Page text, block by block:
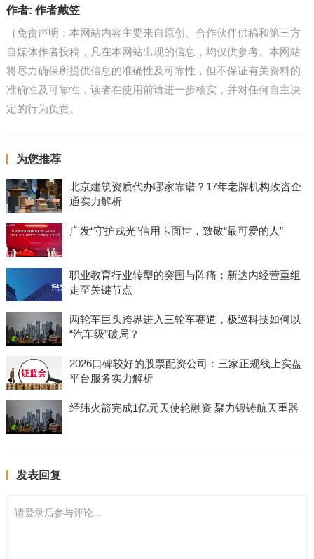
作者: 作者戴笠
（免责声明：本网站内容主要来自原创、合作伙伴供稿和第三方
自媒体作者投稿，凡在本网站出现的信息，均仅供参考。本网站
将尽力确保所提供信息的准确性及可靠性，但不保证有关资料的
准确性及可靠性，读者在使用前请进一步核实，并对任何自主决
定的行为负责。
为您推荐
北京建筑资质代办哪家靠谱？17年老牌机构政咨企
通实力解析
广发“守护戎光”信用卡面世，致敬“最可爱的人”
职业教育行业转型的突围与阵痛：新达内经营重组
走至关键节点
两轮车巨头跨界进入三轮车赛道，极巡科技如何以
“汽车级”破局？
2026口碑较好的股票配资公司：三家正规线上实盘
平台服务实力解析
经纬火箭完成1亿元天使轮融资 聚力锻铸航天重器
发表回复
请登录后参与评论...